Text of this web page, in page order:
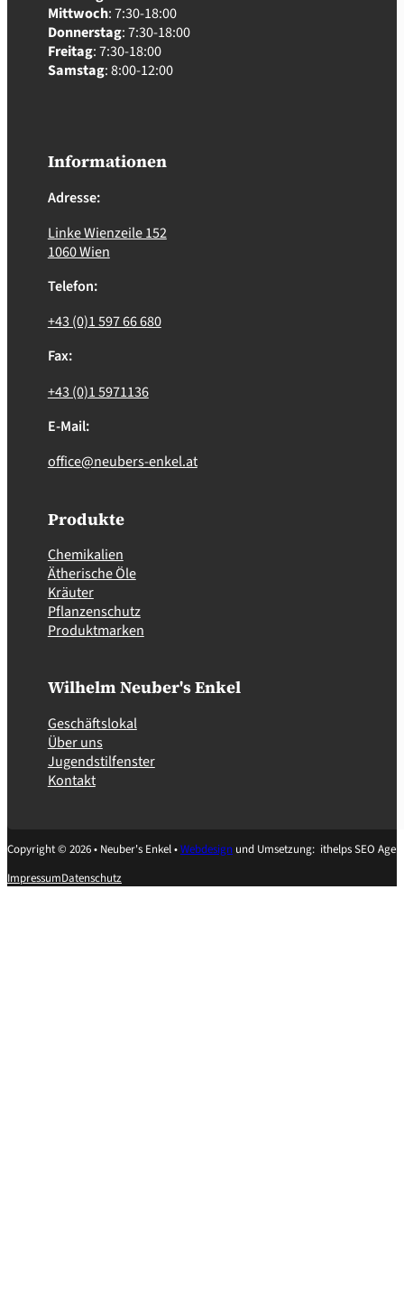
Mittwoch: 7:30-18:00
Donnerstag: 7:30-18:00
Freitag: 7:30-18:00
Samstag: 8:00-12:00
Informationen
Adresse:
Linke Wienzeile 152
1060 Wien
Telefon:
+43 (0)1 597 66 680
Fax:
+43 (0)1 5971136
E-Mail:
office@neubers-enkel.at
Produkte
Chemikalien
Ätherische Öle
Kräuter
Pflanzenschutz
Produktmarken
Wilhelm Neuber's Enkel
Geschäftslokal
Über uns
Jugendstilfenster
Kontakt
Copyright © 2026 • Neuber's Enkel •Webdesign und Umsetzung: ithelps SEO
ImpressumDatenschutz